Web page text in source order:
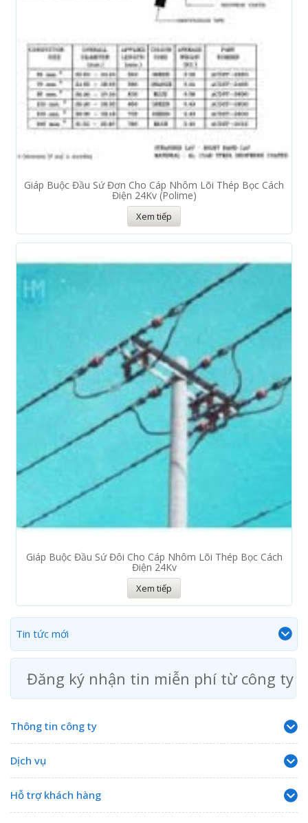
Giáp Buộc Đầu Sứ Đơn Cho Cáp Nhôm Lõi Thép Bọc Cách
Điện 24Kv (Polime)
Xem tiếp
Giáp Buộc Đầu Sứ Đôi Cho Cáp Nhôm Lõi Thép Bọc Cách
Điện 24Kv
Xem tiếp
Tin tức mới
Đăng ký nhận tin miễn phí từ công ty
Thông tin công ty
Dịch vụ
Hỗ trợ khách hàng